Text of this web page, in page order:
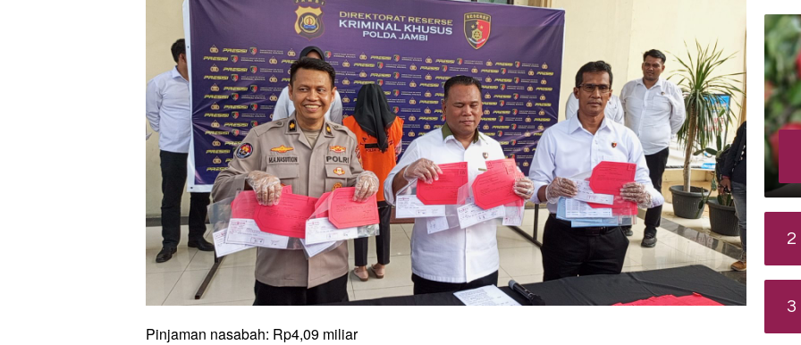
Pinjaman nasabah: Rp4,09 miliar
2
3